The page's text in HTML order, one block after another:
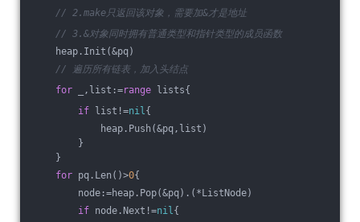
// 2.make只返回该对象，需要加&才是地址
// 3.&对象同时拥有普通类型和指针类型的成员函数
heap.Init(&pq)
// 遍历所有链表，加入头结点
for _,list:=range lists{
if list!=nil{
heap.Push(&pq,list)
}
}
for pq.Len()>0{
node:=heap.Pop(&pq).(*ListNode)
if node.Next!=nil{